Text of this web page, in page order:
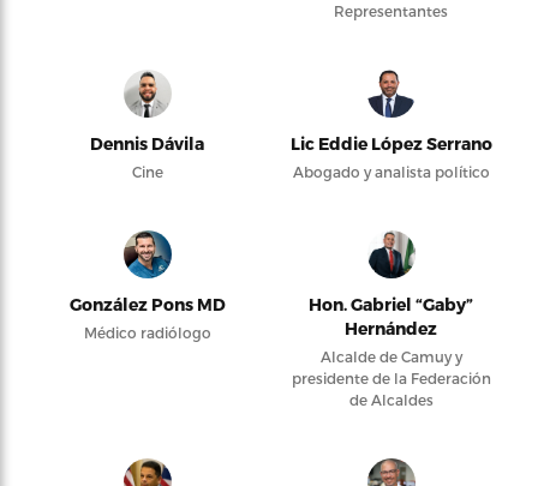
Representantes
Dennis Dávila
Cine
Lic Eddie López Serrano
Abogado y analista político
González Pons MD
Médico radiólogo
Hon. Gabriel “Gaby”
Hernández
Alcalde de Camuy y
presidente de la Federación
de Alcaldes